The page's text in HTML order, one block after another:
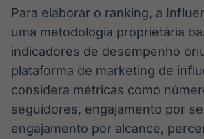
notícias
Widgets
para
Para elaborar o ranking, a
uma metodologia proprietária
indicadores de desempenho
plataforma de marketing de
considera métricas como
seguidores, engajamento por
engajamento por alcance,